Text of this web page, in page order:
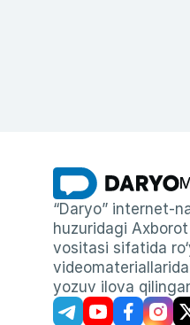
“Daryo” internet-
huzuridagi
vositasi sifatida
yozuv ilova